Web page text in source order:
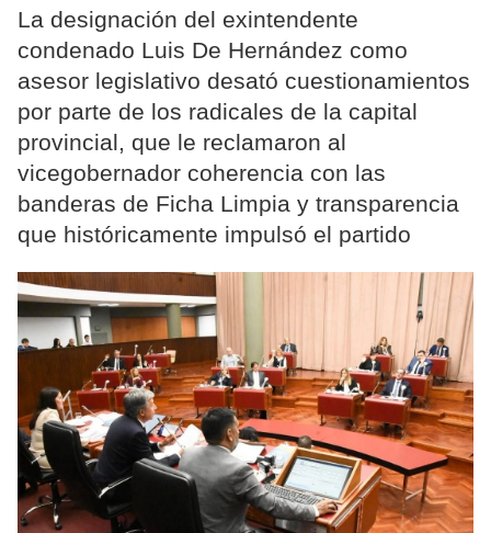
La designación del exintendente
condenado Luis De Hernández como
asesor legislativo desató cuestionamientos
por parte de los radicales de la capital
provincial, que le reclamaron al
vicegobernador coherencia con las
banderas de Ficha Limpia y transparencia
que históricamente impulsó el partido